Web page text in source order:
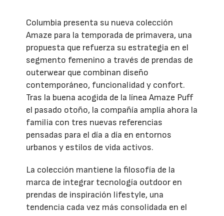
Columbia presenta su nueva colección
Amaze para la temporada de primavera, una
propuesta que refuerza su estrategia en el
segmento femenino a través de prendas de
outerwear que combinan diseño
contemporáneo, funcionalidad y confort.
Tras la buena acogida de la línea Amaze Puff
el pasado otoño, la compañía amplía ahora la
familia con tres nuevas referencias
pensadas para el día a día en entornos
urbanos y estilos de vida activos.
La colección mantiene la filosofía de la
marca de integrar tecnología outdoor en
prendas de inspiración lifestyle, una
tendencia cada vez más consolidada en el